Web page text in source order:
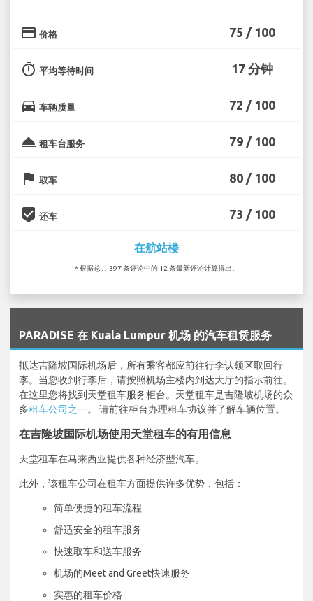
credit_card 价格 75 / 100
timer 平均等待时间 17 分钟
directions_car 车辆质量 72 / 100
room_service 租车台服务 79 / 100
flag 取车 80 / 100
beenhere 还车 73 / 100
在航站楼
* 根据总共 397 条评论中的 12 条最新评论计算得出。
PARADISE 在 Kuala Lumpur 机场 的汽车租赁服务
抵达吉隆坡国际机场后，所有乘客都应前往行李认领区取回行
李。当您收到行李后，请按照机场主楼内到达大厅的指示前往。
在这里您将找到天堂租车服务柜台。天堂租车是吉隆坡机场的众
多租车公司之一。 请前往柜台办理租车协议并了解车辆位置。
在吉隆坡国际机场使用天堂租车的有用信息
天堂租车在马来西亚提供各种经济型汽车。
此外，该租车公司在租车方面提供许多优势，包括：
简单便捷的租车流程
舒适安全的租车服务
快速取车和送车服务
机场的Meet and Greet快速服务
实惠的租车价格